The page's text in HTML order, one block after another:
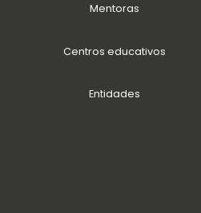
Mentoras
Centros educativos
Entidades